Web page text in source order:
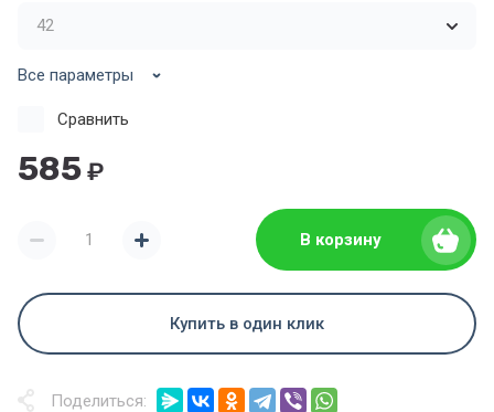
Все параметры
585₽
Сравнить
В корзину
Купить в один клик
Поделиться: